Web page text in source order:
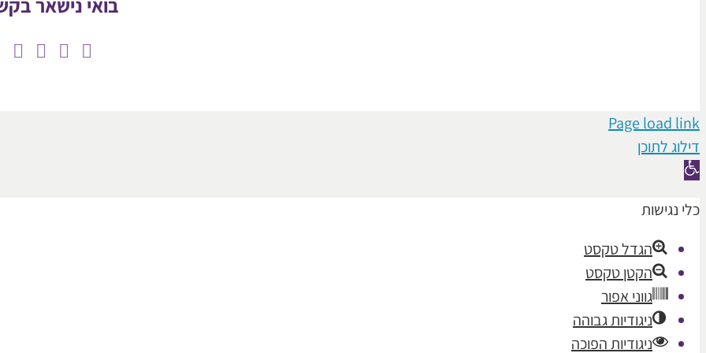
Page load link
דילוג לתוכן
פתח
נגישות
כלי נגישות
הגדל טקסט
הקטן טקסט
גווני אפור
ניגודיות גבוהה
ניגודיות הפוכה